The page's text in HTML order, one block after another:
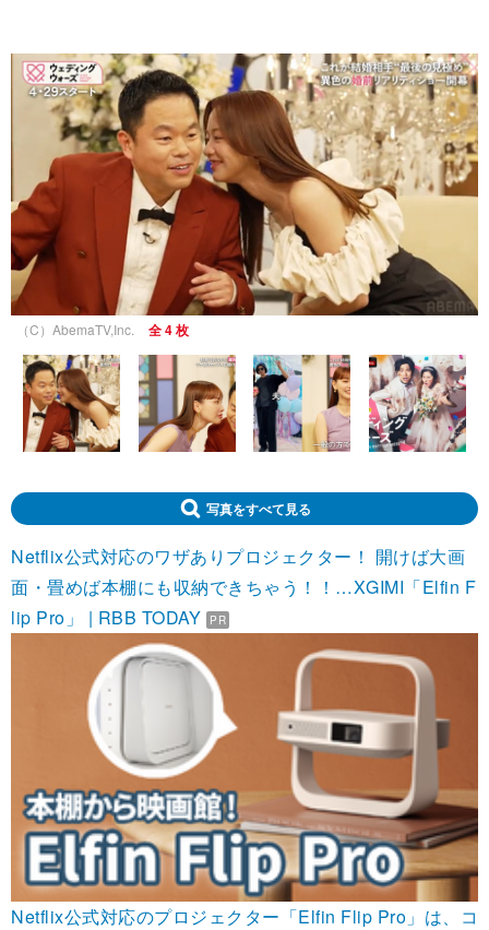
（C）AbemaTV,Inc. 全 4 枚
写真をすべて見る
Netflix公式対応のワザありプロジェクター！ 開けば大画
面・畳めば本棚にも収納できちゃう！！…XGIMI「Elfin F
lip Pro」 | RBB TODAY
PR
Netflix公式対応のプロジェクター「Elfin Flip Pro」は、コ